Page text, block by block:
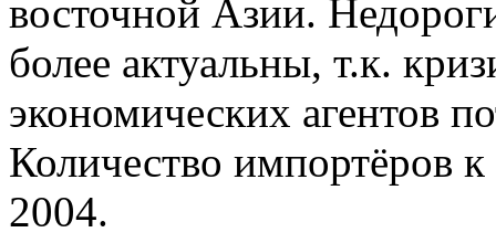
восточной Азии.
более актуальны, т.к.
экономических агентов
Количество импортёров
2004.